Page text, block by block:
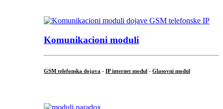
Komunikacioni moduli
GSM telefonska dojava - IP internet modul - Glasovni modul